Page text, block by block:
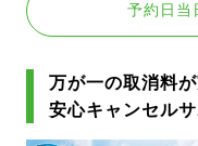
予約日当
万が一の取消料が
安心キャンセルサ